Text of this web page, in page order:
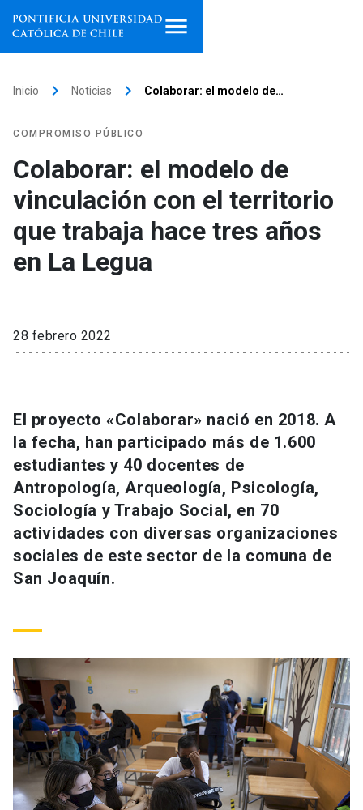
institutos
Investigación
Internacionalización
Vinculación
Información para keyboard_arrow_down
Futuros estudiantes
Estudiantes
Académicos
Personal
Padres y familia
Vecinos
Go to english site
ACCESOS DIRECTOS
Admisión launch
Mi Cuenta UC launch
Biblioteca
Donaciones launch
Inicio keyboard_arrow_right Noticias keyboard_arrow_right Colaborar: el modelo de…
COMPROMISO PÚBLICO
Colaborar: el modelo de
vinculación con el territorio
que trabaja hace tres años
en La Legua
28 febrero 2022
El proyecto «Colaborar» nació en 2018. A
la fecha, han participado más de 1.600
estudiantes y 40 docentes de
Antropología, Arqueología, Psicología,
Sociología y Trabajo Social, en 70
actividades con diversas organizaciones
sociales de este sector de la comuna de
San Joaquín.